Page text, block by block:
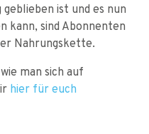
ist und es nun
kann, sind Abonnenten
Nahrungskette.
man sich auf
hier für euch